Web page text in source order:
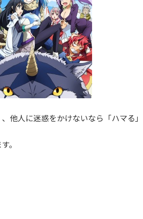
他人に迷惑をかけないなら「ハマる
。